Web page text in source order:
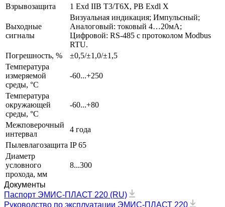
Взрывозащита 1 Exd IIB T3/Т6X, PB Exdl Х
Выходные
сигналы
Визуальная индикация; Импульсный;
Аналоговый: токовый 4…20мА;
Цифровой: RS-485 с протоколом Modbus
RTU.
Погрешность, %
±0,5/±1,0/±1,5
Температура
измеряемой
среды, °С
-60...+250
Температура
окружающей
среды, °С
-60...+80
Межповерочный
интервал
4 года
Пылевлагозащита IP 65
Диаметр
условного
прохода, мм
8...300
Документы
Паспорт ЭМИС-ПЛАСТ 220 (RU)
Руководство по эксплуатации ЭМИС-ПЛАСТ 220